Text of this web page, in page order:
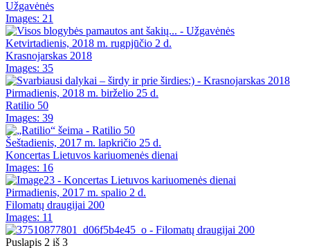
Užgavėnės
Images: 21
Ketvirtadienis, 2018 m. rugpjūčio 2 d.
Krasnojarskas 2018
Images: 35
Pirmadienis, 2018 m. birželio 25 d.
Ratilio 50
Images: 39
Šeštadienis, 2017 m. lapkričio 25 d.
Koncertas Lietuvos kariuomenės dienai
Images: 16
Pirmadienis, 2017 m. spalio 2 d.
Filomatų draugijai 200
Images: 11
Puslapis 2 iš 3